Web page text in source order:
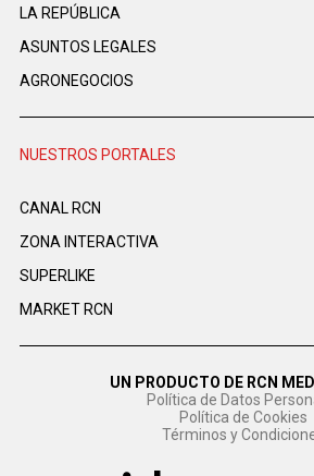
LA REPÚBLICA
ASUNTOS LEGALES
AGRONEGOCIOS
NUESTROS PORTALES
CANAL RCN
ZONA INTERACTIVA
SUPERLIKE
MARKET RCN
UN PRODUCTO DE RCN
Política de Datos
Política de Cookies
Términos y